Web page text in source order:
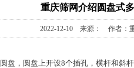
重庆筛网介绍圆盘式
2022-12-10 来源： 作者：
盘，圆盘上开设8个插孔，横杆和